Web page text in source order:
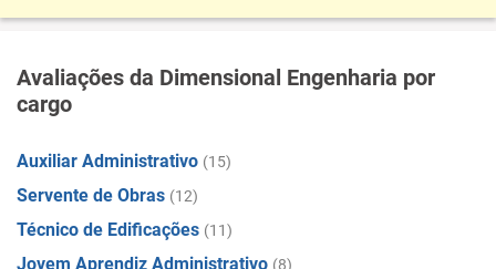
Avaliações da Dimensional Engenharia por
cargo
Auxiliar Administrativo (15)
Servente de Obras (12)
Técnico de Edificações (11)
Jovem Aprendiz Administrativo (8)